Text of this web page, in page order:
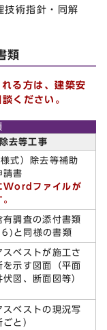
技術指針・同解
類
る方は、建築安
ください。
除去等工事
様式）除去等補助
請書
Wordファイルが
有調査の添付書類
と同様の書類
スベストが施工さ
を示す図面（平面
伏図、断面図等）
スベストの現況写
と）